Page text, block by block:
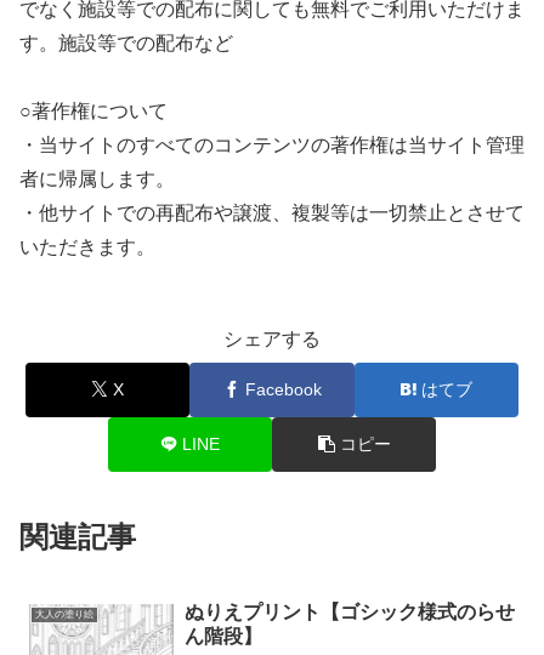
でなく施設等での配布に関しても無料でご利用いただけま
す。施設等での配布など
○著作権について
・当サイトのすべてのコンテンツの著作権は当サイト管理
者に帰属します。
・他サイトでの再配布や譲渡、複製等は一切禁止とさせて
いただきます。
シェアする
X Facebook はてブ
LINE コピー
関連記事
大人の塗り絵
ぬりえプリント【ゴシック様式のらせ
ん階段】